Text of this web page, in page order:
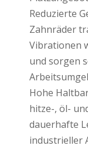
Reduzierte
Zahnräder
Vibrationen
und sorgen
Hohe
hitze-, öl-
dauerhafte
industrieller